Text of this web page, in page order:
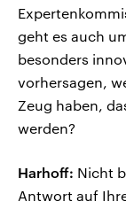
geht es auch
besonders
vorhersagen,
Zeug haben,
werden?
Harhoff: Nicht
Antwort auf